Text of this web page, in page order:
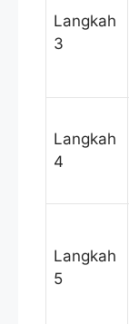
Langkah
3
Langkah
4
Langkah
5